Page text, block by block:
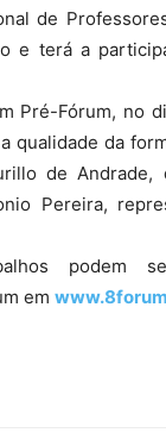
de
e terá a
Pré-Fórum, no
qualidade da
de Andrade,
Pereira,
podem
em